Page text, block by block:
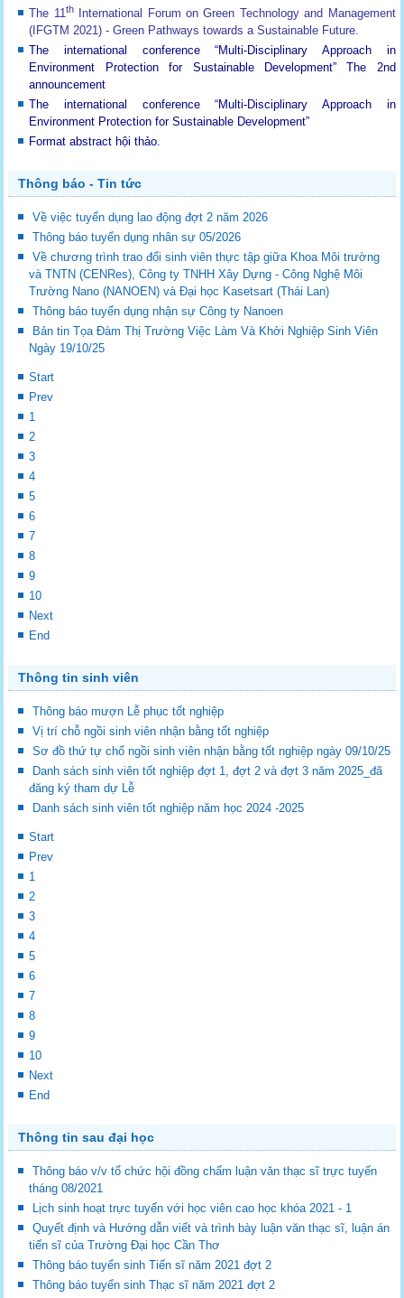
The 11thInternational Forum on Green Technology and Management
(IFGTM 2021) - Green Pathways towards a Sustainable Future.
The international conference “Multi-Disciplinary Approach in
Environment Protection for Sustainable Development”The 2nd
announcement
The international conference “Multi-Disciplinary Approach in
Environment Protection for Sustainable Development”
Format abstract hội thảo.
Thông báo - Tin tức
Về việc tuyển dụng lao động đợt 2 năm 2026
Thông báo tuyển dụng nhân sự 05/2026
Về chương trình trao đổi sinh viên thực tập giữa Khoa Môi trường
và TNTN (CENRes), Công ty TNHH Xây Dựng - Công Nghệ Môi
Trường Nano (NANOEN) và Đại học Kasetsart (Thái Lan)
Thông báo tuyển dụng nhận sự Công ty Nanoen
Bản tin Tọa Đàm Thị Trường Việc Làm Và Khởi Nghiệp Sinh Viên
Ngày 19/10/25
Start
Prev
1
2
3
4
5
6
7
8
9
10
Next
End
Thông tin sinh viên
Thông báo mượn Lễ phục tốt nghiệp
Vị trí chỗ ngồi sinh viên nhận bằng tốt nghiệp
Sơ đồ thứ tự chổ ngồi sinh viên nhận bằng tốt nghiệp ngày 09/10/25
Danh sách sinh viên tốt nghiệp đợt 1, đợt 2 và đợt 3 năm 2025_đã
đăng ký tham dự Lễ
Danh sách sinh viên tốt nghiệp năm học 2024 -2025
Start
Prev
1
2
3
4
5
6
7
8
9
10
Next
End
Thông tin sau đại học
Thông báo v/v tổ chức hội đồng chấm luận văn thạc sĩ trực tuyến
tháng 08/2021
Lịch sinh hoạt trực tuyến với học viên cao học khóa 2021 - 1
Quyết định và Hướng dẫn viết và trình bày luận văn thạc sĩ, luận án
tiến sĩ của Trường Đại học Cần Thơ
Thông báo tuyển sinh Tiến sĩ năm 2021 đợt 2
Thông báo tuyển sinh Thạc sĩ năm 2021 đợt 2